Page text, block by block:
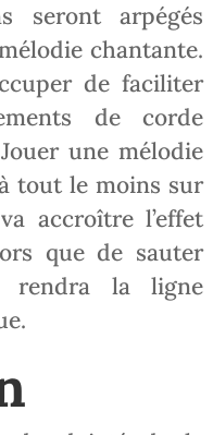
seront arpégés
chantante.
de faciliter
de corde
une mélodie
tout le moins sur
accroître l’effet
que de sauter
rendra la ligne